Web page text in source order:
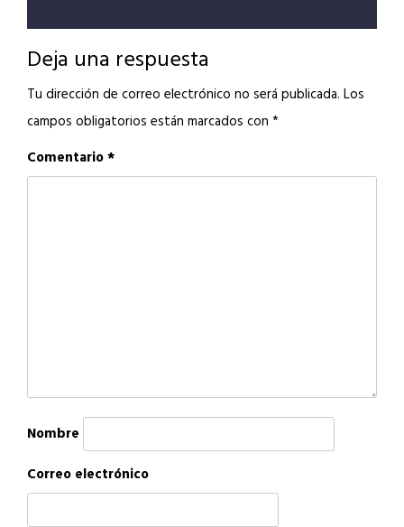
Deja una respuesta
Tu dirección de correo electrónico no será publicada. Los
campos obligatorios están marcados con *
Comentario*
Nombre
Correo electrónico